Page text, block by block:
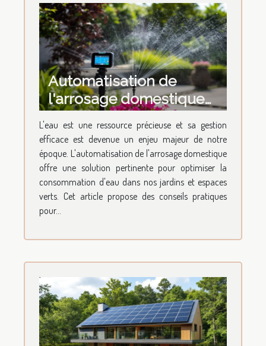
Automatisation de
l'arrosage domestique
conseils pour une
gestion efficace de l'eau
L'eau est une ressource précieuse et sa gestion
efficace est devenue un enjeu majeur de notre
époque. L'automatisation de l'arrosage domestique
offre une solution pertinente pour optimiser la
consommation d'eau dans nos jardins et espaces
verts. Cet article propose des conseils pratiques
pour...